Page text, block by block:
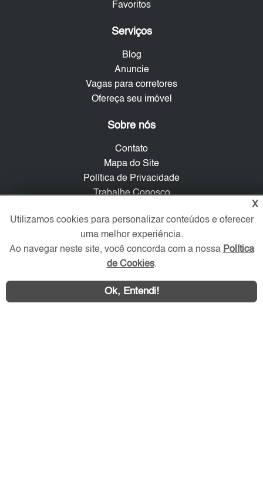
Favoritos
Serviços
Blog
Anuncie
Vagas para corretores
Ofereça seu imóvel
Sobre nós
Contato
Mapa do Site
Política de Privacidade
Trabalhe Conosco
Verificada por
Redes Sociais
X
Utilizamos cookies para personalizar conteúdos e oferecer
uma melhor experiência.
Ao navegar neste site, você concorda com a nossa Política
de Cookies.
Ok, Entendi!